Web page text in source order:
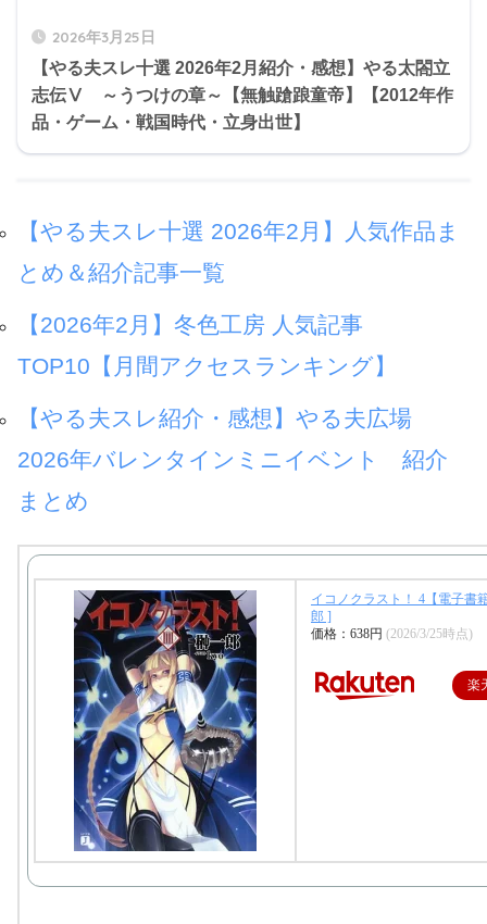
2026年3月25日
【やる夫スレ十選 2026年2月紹介・感想】やる太閤立
志伝Ⅴ ～うつけの章～【無触蹌踉童帝】【2012年作
品・ゲーム・戦国時代・立身出世】
【やる夫スレ十選 2026年2月】人気作品ま
とめ＆紹介記事一覧
【2026年2月】冬色工房 人気記事
TOP10【月間アクセスランキング】
【やる夫スレ紹介・感想】やる夫広場
2026年バレンタインミニイベント 紹介
まとめ
イコノクラスト！ 4【電子
郎 ]
価格：638円 (2026/3/25時点)
楽